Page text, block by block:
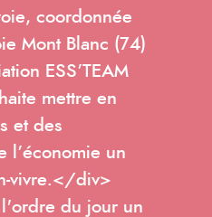
coordonnée
Mont Blanc (74)
ESS’TEAM
mettre en
et des
l’économie un
vivre.</div>
du jour un